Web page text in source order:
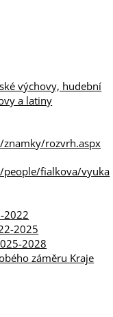
výchovy, hudební
a latiny
rozvrh.aspx
fialkova/vyuka
2022
2025
2028
záměru Kraje